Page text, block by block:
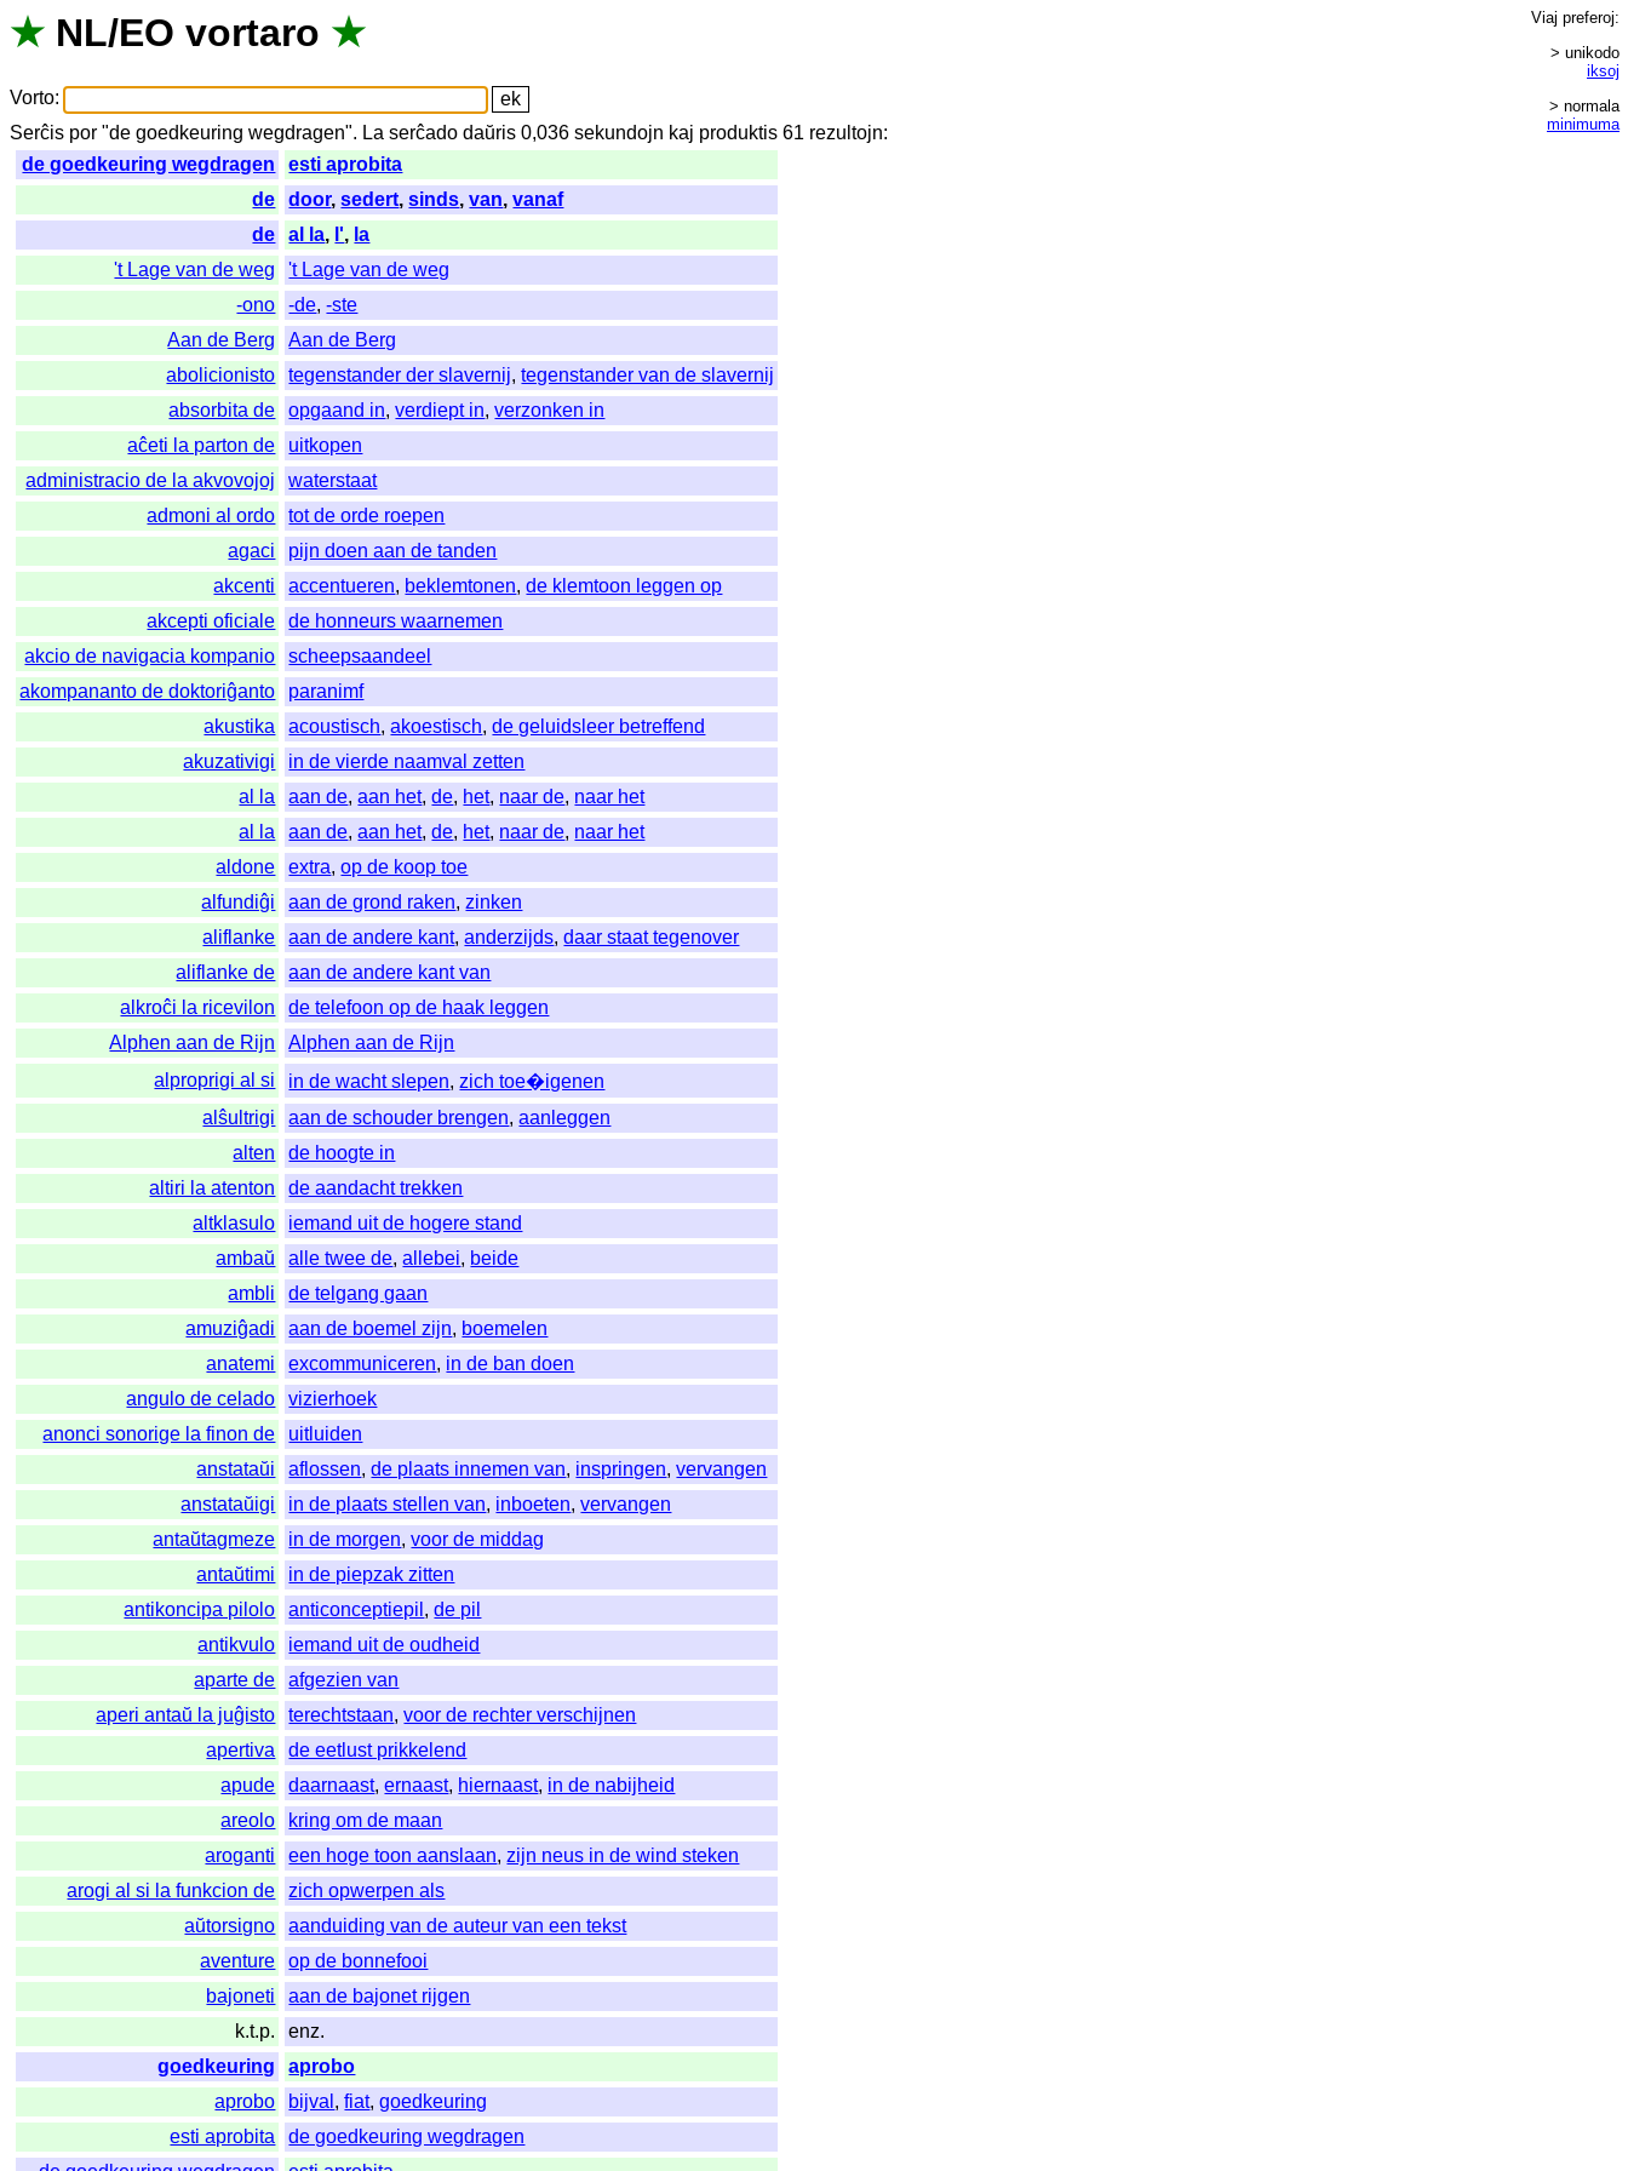
★ NL/EO vortaro ★
Vorto:
Serĉis por "de goedkeuring wegdragen". La serĉado daŭris 0,036sekundojn kaj produktis 61 rezultojn:
de goedkeuring wegdragen
esti aprobita
de
door,sedert,sinds,van,vanaf
de
al la, l', la
't Lage van de weg
't Lage van de weg
-ono
-de,-ste
Aan de Berg
Aan de Berg
abolicionisto
tegenstander der slavernij,tegenstander van de slavernij
absorbita de
opgaand in,verdiept in,verzonken in
aĉeti la parton de
uitkopen
administracio de la akvovojoj
waterstaat
admoni al ordo
tot de orde roepen
agaci
pijn doen aan de tanden
akcenti
accentueren, beklemtonen,de klemtoon leggen op
akcepti oficiale
de honneurs waarnemen
akcio de navigacia kompanio
scheepsaandeel
akompananto de doktoriĝanto
paranimf
akustika
acoustisch,akoestisch,de geluidsleer betreffend
akuzativigi
in de vierde naamval zetten
al la
aan de,aan het,de, het, naar de, naar het
al la
aan de,aan het,de, het, naar de, naar het
aldone
extra,op de koop toe
alfundiĝi
aan de grond raken,zinken
aliflanke
aan de andere kant,anderzijds,daar staat tegenover
aliflanke de
aan de andere kant van
alkroĉi la ricevilon
de telefoon op de haak leggen
Alphen aan de Rijn
Alphen aan de Rijn
alproprigi al si
in de wacht slepen,zich toe�igenen
alŝultrigi
aan de schouder brengen,aanleggen
alten
de hoogte in
altiri la atenton
de aandacht trekken
altklasulo
iemand uit de hogere stand
ambaŭ
alle twee de,allebei, beide
ambli
de telgang gaan
amuziĝadi
aan de boemel zijn, boemelen
anatemi
excommuniceren, in de ban doen
angulo de celado
vizierhoek
anonci sonorige la finon de
uitluiden
anstataŭi
aflossen,de plaats innemen van, inspringen,vervangen
anstataŭigi
in de plaats stellen van, inboeten,vervangen
antaŭtagmeze
in de morgen,voor de middag
antaŭtimi
in de piepzak zitten
antikoncipa pilolo
anticonceptiepil ,de pil
antikvulo
iemand uit de oudheid
aparte de
afgezien van
aperi antaŭ la juĝisto
terechtstaan,voor de rechter verschijnen
apertiva
de eetlust prikkelend
apude
daarnaast,ernaast, hiernaast, in de nabijheid
areolo
kring om de maan
aroganti
een hoge toon aanslaan,zijn neus in de wind steken
arogi al si la funkcion de
zich opwerpen als
aŭtorsigno
aanduiding van de auteur van een tekst
aventure
op de bonnefooi
bajoneti
aan de bajonet rijgen
k.t.p.
enz.
goedkeuring
aprobo
aprobo
bijval ,fiat,goedkeuring
esti aprobita
de goedkeuring wegdragen
Viaj preferoj:
> unikodo
iksoj
> normala
minimuma